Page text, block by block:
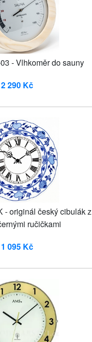
- Vlhkoměr do sauny
2 290 Kč
- originál český cibulák z
ručičkami
1 095 Kč